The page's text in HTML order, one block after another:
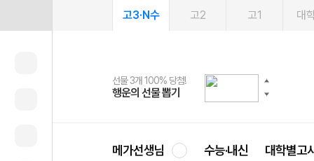
고3·N수 고2 고1 대
선물 3개 100% 당첨!
행운의 선물 뽑기
선물 100% 증정!
메가스터디 X 올리브
여름방학 스터디 캐시백
메가런 썸머스쿨
2027 러셀 단과
강사 공개선발
스마트러닝앱
설문 EVENT
메가패스
3일 무료 체험권
메가패스 수강생 무료혜택!
메가클럽 멤버십
사회공헌 캠페인
희망이룸 메가나눔
메가선생님 수능·내신 대학별고